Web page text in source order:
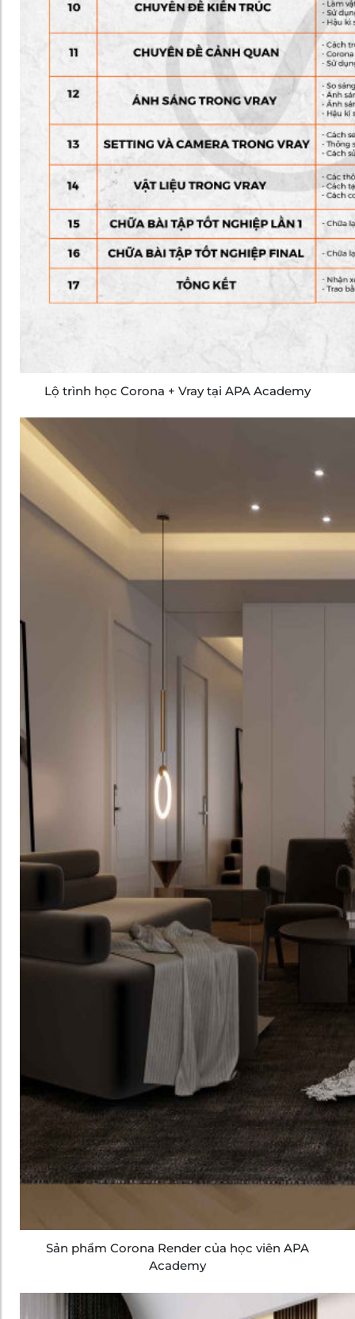
Lộ trình học Corona + Vray tại APA Academy
Sản phẩm Corona Render của học viên APA
Academy